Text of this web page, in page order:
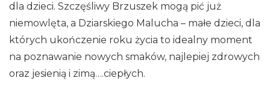
dla dzieci. Szczęśliwy Brzuszek mogą pić już
niemowlęta, a Dziarskiego Malucha – małe dzieci, dla
których ukończenie roku życia to idealny moment
na poznawanie nowych smaków, najlepiej zdrowych
oraz jesienią i zimą….ciepłych.